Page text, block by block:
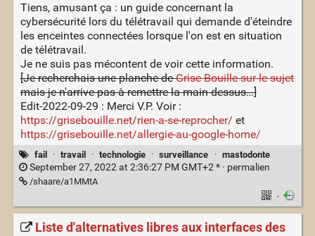
Tiens, amusant ça : un guide concernant la
cybersécurité lors du télétravail qui demande d'éteindre
les enceintes connectées lorsque l'on est en situation
de télétravail.
Je ne suis pas mécontent de voir cette information.
[Je recherchais une planche deGrise Bouille sur le sujet
mais je n'arrive pas à remettre la main dessus…]
Edit-2022-09-29 : Merci V.P. Voir :
https://grisebouille.net/rien-a-se-reprocher/ et
https://grisebouille.net/allergie-au-google-home/
fail · travail · technologie · surveillance · mastodonte
September 27, 2022 at 2:36:27 PM GMT+2 * · permalien
/shaare/a1MMtA
·
Liste d'alternatives libres aux interfaces des